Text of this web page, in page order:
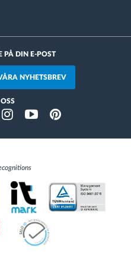
PÅ DIN E-POST
NYHETSBREV
InstragramYoutubePinterest